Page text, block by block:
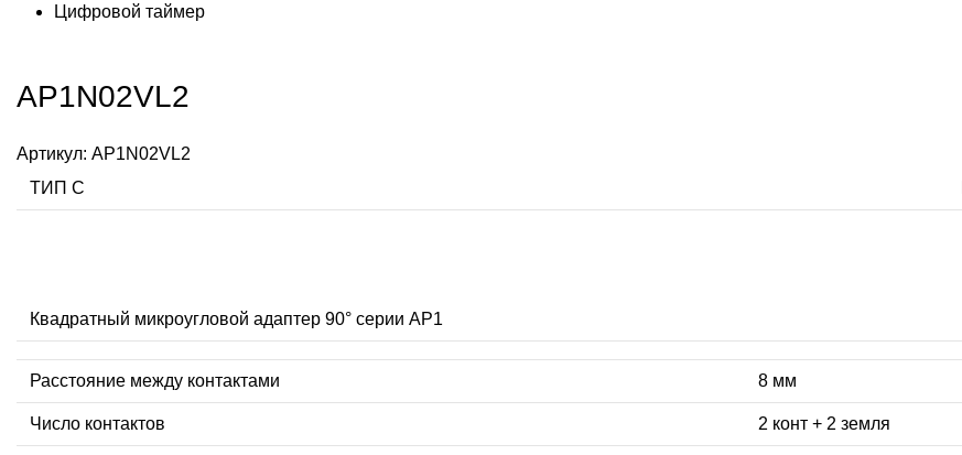
Цифровой таймер
AP1N02VL2
Артикул: AP1N02VL2
ТИП С
Квадратный микроугловой адаптер 90° серии AP1
Расстояние между контактами 8 мм
Число контактов 2 конт + 2 земля